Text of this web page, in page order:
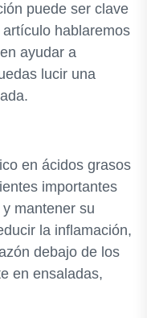
puede ser clave
hablaremos
ayudar a
lucir una
en ácidos grasos
importantes
mantener su
la inflamación,
debajo de los
en ensaladas,